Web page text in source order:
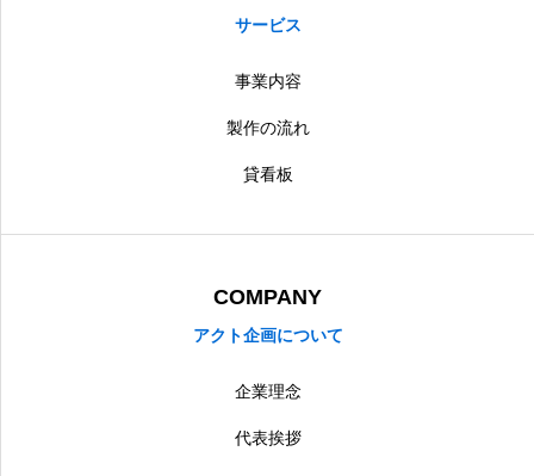
サービス
事業内容
製作の流れ
貸看板
COMPANY
アクト企画について
企業理念
代表挨拶